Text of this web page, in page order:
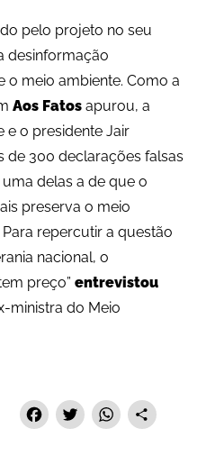
pelo projeto no seu
desinformação
o meio ambiente. Como a
Aos Fatosapurou, a
e o presidente Jair
de 300 declarações falsas
delas a de que o
preserva o meio
repercutir a questão
nacional, o
preço” entrevistou
ministra do Meio
Facebook
Twitter